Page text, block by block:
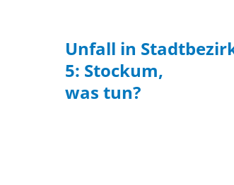
Unfall in
5: Stockum,
was tun?